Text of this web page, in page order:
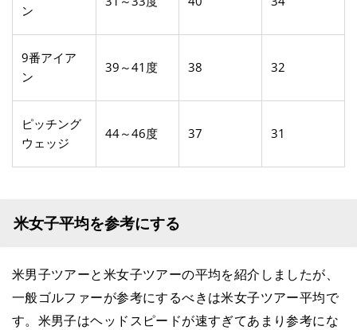
ン
9番アイア
ン
39～41度 38 32
ピッチング
ウェッジ
44～46度 37 31
米女子平均を参考にする
米男子ツアーと米女子ツアーの平均を紹介しましたが、
一般ゴルファーが参考にするべきは米女子ツアー平均で
す。米男子はヘッドスピードが速すぎてあまり参考にな